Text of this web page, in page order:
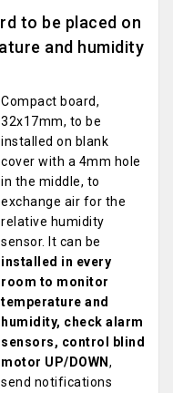
to be placed on
and humidity
Compact board,
32x17mm, to be
installed on blank
cover with a 4mm hole
in the middle, to
exchange air for the
relative humidity
sensor. It can be
installed in every
room to monitor
temperature and
humidity, check alarm
sensors, control blind
motor UP/DOWN ,
send notifications